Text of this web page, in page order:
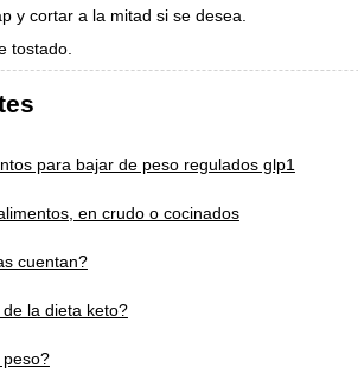
y cortar a la mitad si se desea.
tostado.
para bajar de peso regulados glp1
en crudo o cocinados
cuentan?
la dieta keto?